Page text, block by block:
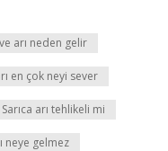
arı neden gelir
en çok neyi sever
Sarıca arı tehlikeli mi
neye gelmez